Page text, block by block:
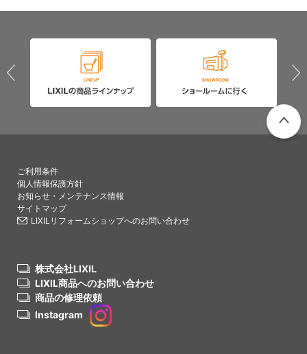
ご利用条件
個人情報保護方針
お知らせ・メンテナンス情報
サイトマップ
LIXILリフォームショップへのお問い合わせ
株式会社LIXIL
LIXIL商品へのお問い合わせ
商品の修理依頼
Instagram